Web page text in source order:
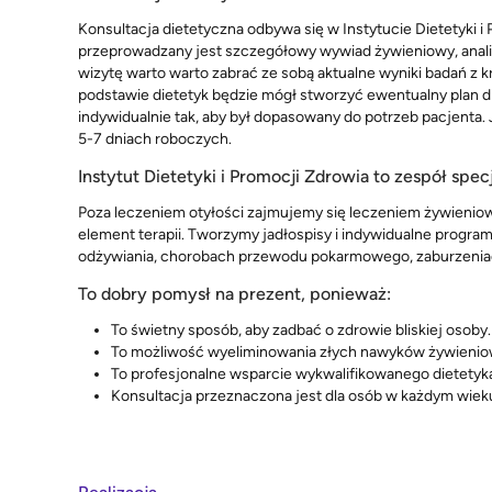
Konsultacja dietetyczna odbywa się w Instytucie Dietetyki i
przeprowadzany jest szczegółowy wywiad żywieniowy,
wizytę warto warto zabrać ze sobą aktualne wyniki badań
podstawie dietetyk będzie mógł stworzyć ewentualny plan
indywidualnie tak, aby był dopasowany do potrzeb
5-7 dniach roboczych.
Instytut Dietetyki i Promocji Zdrowia to zespół
Poza leczeniem otyłości zajmujemy się leczeniem
element terapii. Tworzymy jadłospisy i indywidualne
odżywiania, chorobach przewodu pokarmowego,
To dobry pomysł na prezent, ponieważ:
To świetny sposób, aby zadbać o zdrowie bliskiej osoby.
To możliwość wyeliminowania złych nawyków
To profesjonalne wsparcie wykwalifikowanego
Konsultacja przeznaczona jest dla osób w każdym